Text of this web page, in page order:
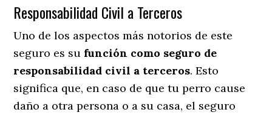
Responsabilidad Civil a Terceros
Uno de los aspectos más notorios de este
seguro es su función como seguro de
responsabilidad civil a terceros. Esto
significa que, en caso de que tu perro cause
daño a otra persona o a su casa, el seguro